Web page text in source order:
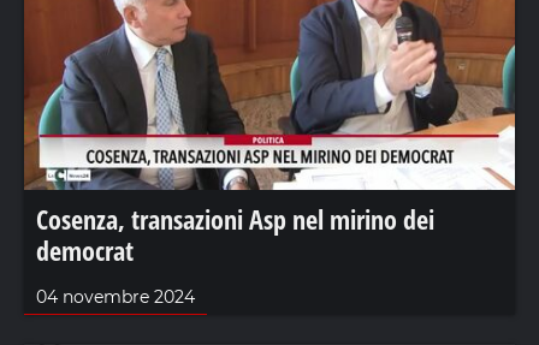
Cosenza, transazioni Asp nel mirino dei
democrat
04 novembre 2024